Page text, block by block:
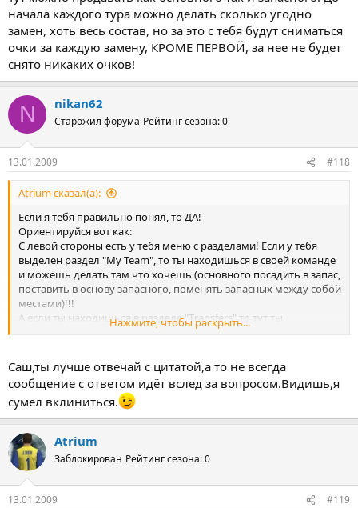
начала каждого тура можно делать сколько угодно
замен, хоть весь состав, но за это с тебя будут сниматься
очки за каждую замену, КРОМЕ ПЕРВОЙ, за нее не будет
снято никаких очков!
N nikan62
Старожил форума Рейтинг сезона: 0
13.01.2009 #118
Atrium сказал(а):
Если я тебя правильно понял, то ДА!
Ориентируйся вот как:
С левой стороны есть у тебя меню с разделами! Если у тебя
выделен раздел "Му Теаm", то ты находишься в своей команде
и можешь делать там что хочешь (основного посадить в запас,
поставить в основу запасного, поменять запасных между собой
местами)!!!
А если ты находишься в разделе "Тrаnsfеrs" то тут ты
осуществляешь трансферы (куплю-продам)! В этом разделе не
игрока или сразу продаешь запасного! Тут можно продавать
как основного так и запасного! До начала каждого тура можно
делать сколько угодно замен, хоть весь состав, но за это с тебя
будут сниматься очки за каждую замену, КРОМЕ ПЕРВОЙ, за
нее не будет снято никаких очков!
Нажмите, чтобы раскрыть...
Саш,ты лучше отвечай с цитатой,а то не всегда
сообщение с ответом идёт вслед за вопросом.Видишь,я
сумел вклиниться.
Atrium
Заблокирован Рейтинг сезона: 0
13.01.2009 #119